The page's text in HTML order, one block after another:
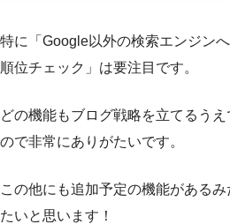
特に「Google以外の検索エンジン
順位チェック」は要注目です。
どの機能もブログ戦略を立てるう
ので非常にありがたいです。
この他にも追加予定の機能がある
たいと思います！